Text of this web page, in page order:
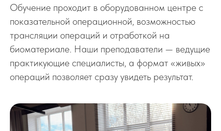
Обучение проходит в оборудованном центре с
показательной операционной, возможностью
трансляции операций и отработкой на
биоматериале. Наши преподаватели — ведущие
практикующие специалисты, а формат «живых»
операций позволяет сразу увидеть результат.